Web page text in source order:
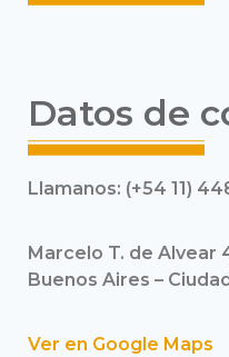
Datos de
Llamanos: (+54 11)
Marcelo T. de Alvear
Buenos Aires –
Ver en Google Maps